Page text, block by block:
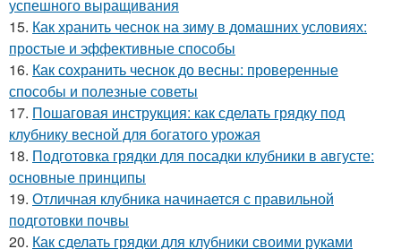
успешного выращивания
15. Как хранить чеснок на зиму в домашних условиях:
простые и эффективные способы
16. Как сохранить чеснок до весны: проверенные
способы и полезные советы
17. Пошаговая инструкция: как сделать грядку под
клубнику весной для богатого урожая
18. Подготовка грядки для посадки клубники в августе:
основные принципы
19. Отличная клубника начинается с правильной
подготовки почвы
20. Как сделать грядки для клубники своими руками